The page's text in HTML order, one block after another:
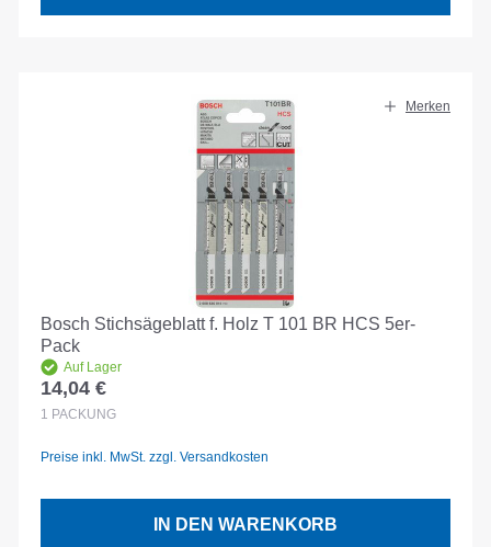
Merken
Bosch Stichsägeblatt f. Holz T 101 BR HCS 5er-
Pack
Auf Lager
Regulärer Preis:
14,04 €
1 PACKUNG
Preise inkl. MwSt. zzgl. Versandkosten
IN DEN WARENKORB